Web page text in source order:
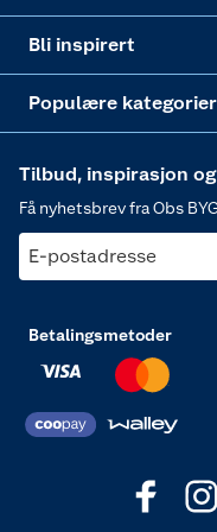
Bli inspirert
Populære kategorier
Tilbud, inspirasjon
Få nyhetsbrev fra Obs
E-postadresse
Betalingsmetoder